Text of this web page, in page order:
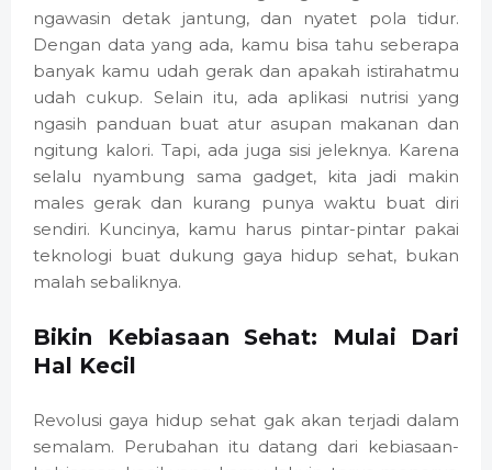
ngawasin detak jantung, dan nyatet pola tidur.
Dengan data yang ada, kamu bisa tahu seberapa
banyak kamu udah gerak dan apakah istirahatmu
udah cukup. Selain itu, ada aplikasi nutrisi yang
ngasih panduan buat atur asupan makanan dan
ngitung kalori. Tapi, ada juga sisi jeleknya. Karena
selalu nyambung sama gadget, kita jadi makin
males gerak dan kurang punya waktu buat diri
sendiri. Kuncinya, kamu harus pintar-pintar pakai
teknologi buat dukung gaya hidup sehat, bukan
malah sebaliknya.
Bikin Kebiasaan Sehat: Mulai Dari
Hal Kecil
Revolusi gaya hidup sehat gak akan terjadi dalam
semalam. Perubahan itu datang dari kebiasaan-